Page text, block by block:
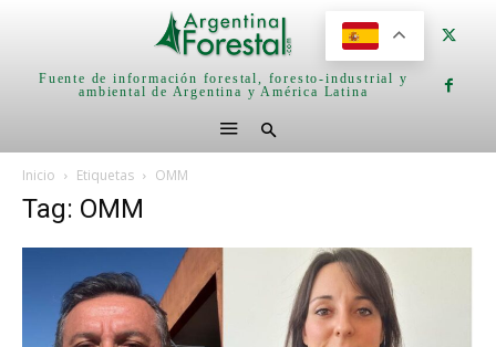
Fuente de información forestal, foresto-industrial y
ambiental de Argentina y América Latina
Inicio Etiquetas OMM
Tag: OMM